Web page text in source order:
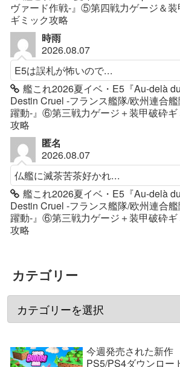
ヴァード作戦-』⑤第四戦力ゲージ＆
ギミック攻略
時雨
2026.08.07
E5は誤札が怖いので...
艦これ2026夏イベ・E5『Au-delà du
Destin Cruel -フランス艦隊/欧州連合
躍動-』⑥第三戦力ゲージ＋装甲破砕ギ
攻略
匿名
2026.08.07
仏艦に滅茶苦茶好かれ...
艦これ2026夏イベ・E5『Au-delà du
Destin Cruel -フランス艦隊/欧州連合
躍動-』⑥第三戦力ゲージ＋装甲破砕ギ
攻略
カテゴリー
今週発売された新作
PS5/PS4ダウンロー